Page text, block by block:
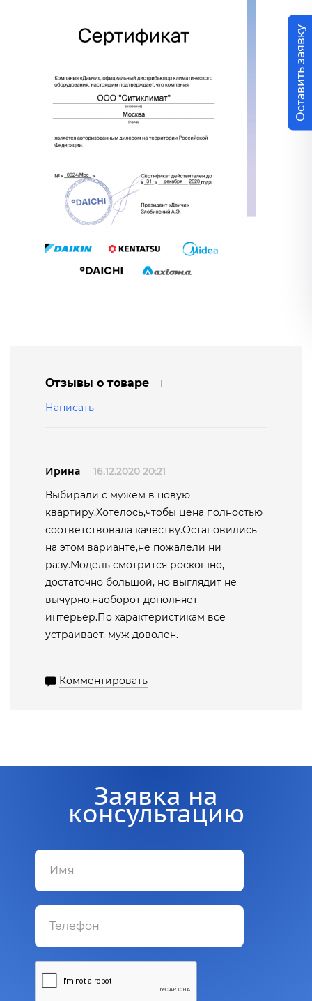
Отзывы о товаре
1
Написать
Ирина
16.12.2020 20:21
Выбирали с мужем в новую
квартиру.Хотелось,чтобы цена полностью
соответствовала качеству.Остановились
на этом варианте,не пожалели ни
разу.Модель смотрится роскошно,
достаточно большой, но выглядит не
вычурно,наоборот дополняет
интерьер.По характеристикам все
устраивает, муж доволен.
Комментировать
Заявка на
консультацию
Оставить заявку